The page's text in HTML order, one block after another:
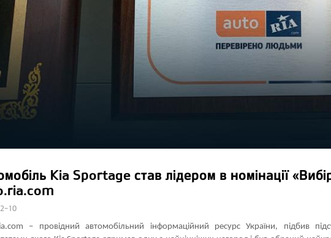
Kia Sportage став лідером в номінації
10
– провідний автомобільний інформаційний ресурс України, підбив